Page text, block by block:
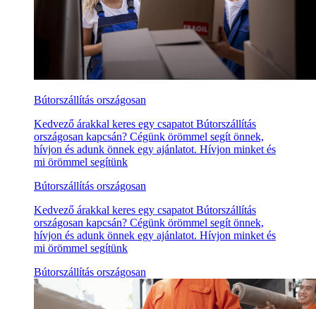
Bútorszállítás országosan
Kedvező árakkal keres egy csapatot Bútorszállítás
országosan kapcsán? Cégünk örömmel segít önnek,
hívjon és adunk önnek egy ajánlatot. Hívjon minket és
mi örömmel segítünk
Bútorszállítás országosan
Kedvező árakkal keres egy csapatot Bútorszállítás
országosan kapcsán? Cégünk örömmel segít önnek,
hívjon és adunk önnek egy ajánlatot. Hívjon minket és
mi örömmel segítünk
Bútorszállítás országosan